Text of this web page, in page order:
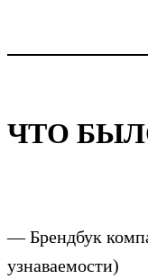
ЧТО
— Брендбук
узнаваемости)